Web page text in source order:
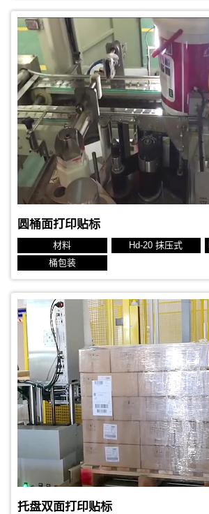
圆桶面打印贴标
材料 Hd-20 抹压式
桶包装
贴标对象：托盘
贴标位置：侧面、前端面
生产节拍：45秒
标签规格：150x215 mm 热转印标签
托盘双面打印贴标